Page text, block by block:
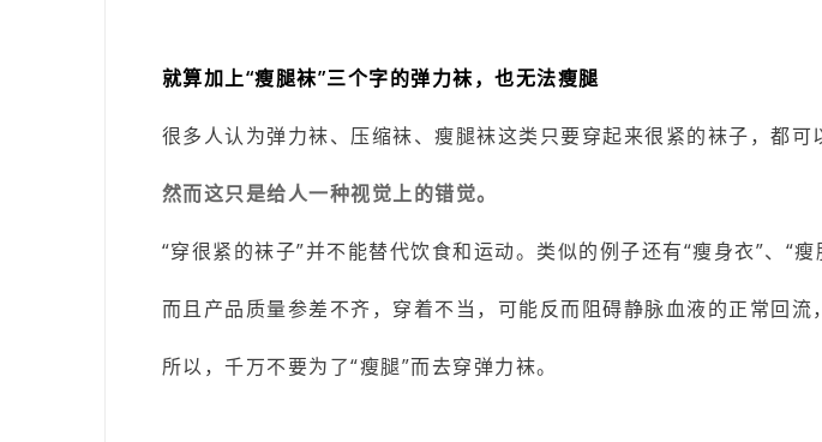
就算加上“瘦腿袜”三个字的弹力袜，也无法瘦腿
很多人认为弹力袜、压缩袜、瘦腿袜这类只要穿起来很紧的袜子，都可
然而这只是给人一种视觉上的错觉。
“穿很紧的袜子”并不能替代饮食和运动。类似的例子还有“瘦身衣”、“
而且产品质量参差不齐，穿着不当，可能反而阻碍静脉血液的正常回流
所以，千万不要为了“瘦腿”而去穿弹力袜。